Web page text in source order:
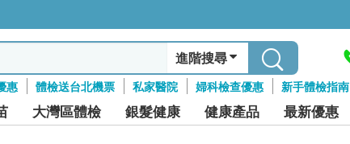
進階搜尋
惠 體檢送台北機票 私家醫院 婦科檢查優惠 新手體檢指南
大灣區體檢 銀髮健康 健康產品 最新優惠